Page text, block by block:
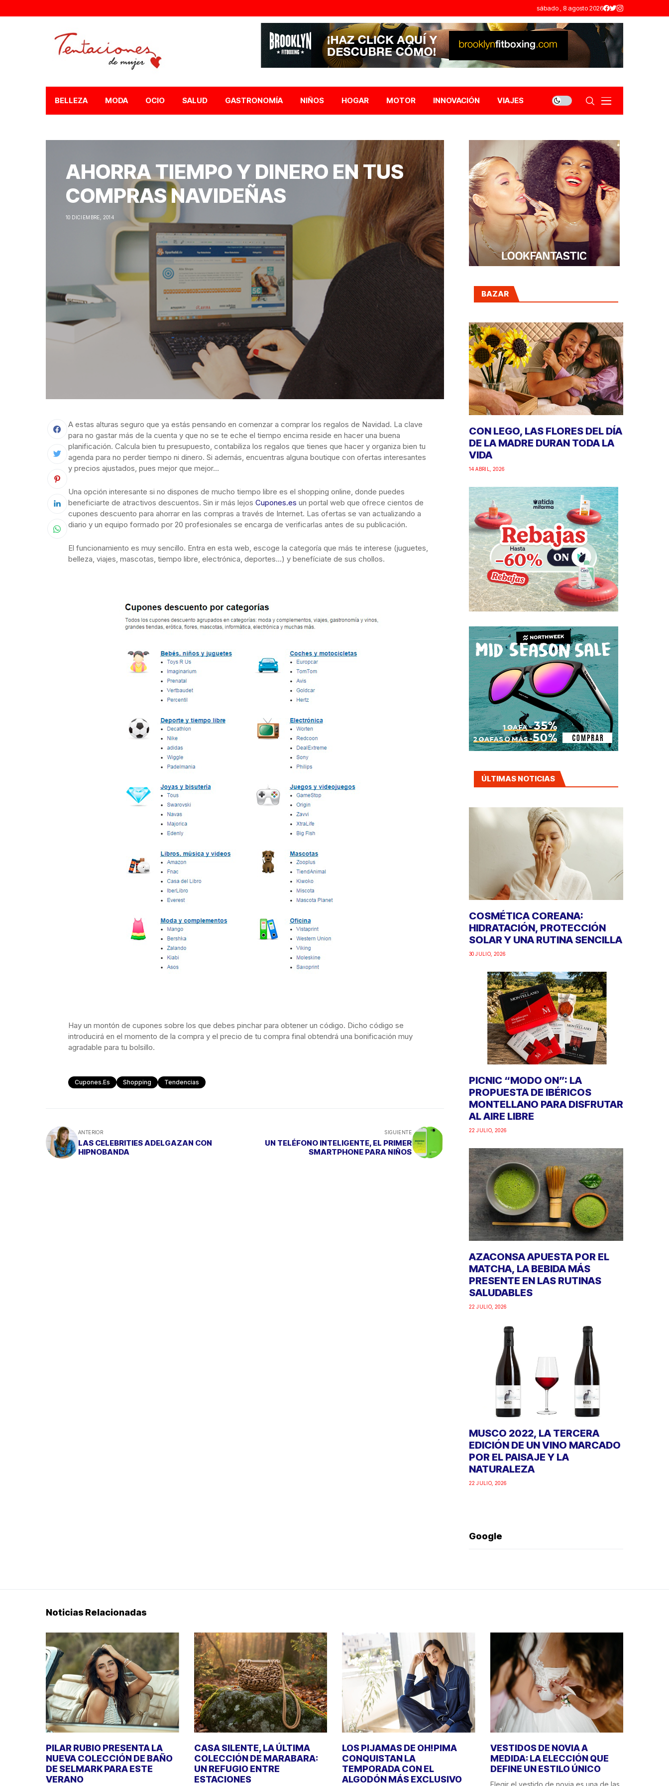
sábado , 8 agosto 2026
BELLEZA MODA OCIO SALUD GASTRONOMÍA NIÑOS HOGAR MOTOR INNOVACIÓN VIAJES
AHORRA TIEMPO Y DINERO EN TUS
COMPRAS NAVIDEÑAS
10 DICIEMBRE, 2014
A estas alturas seguro que ya estás pensando en comenzar a comprar los regalos de Navidad. La clave
para no gastar más de la cuenta y que no se te eche el tiempo encima reside en hacer una buena
planificación. Calcula bien tu presupuesto, contabiliza los regalos que tienes que hacer y organiza bien tu
agenda para no perder tiempo ni dinero. Si además, encuentras alguna boutique con ofertas interesantes
y precios ajustados, pues mejor que mejor…
Una opción interesante si no dispones de mucho tiempo libre es el shopping online, donde puedes
beneficiarte de atractivos descuentos. Sin ir más lejos Cupones.es un portal web que ofrece cientos de
cupones descuento para ahorrar en las compras a través de Internet. Las ofertas se van actualizando a
diario y un equipo formado por 20 profesionales se encarga de verificarlas antes de su publicación.
El funcionamiento es muy sencillo. Entra en esta web, escoge la categoría que más te interese (juguetes,
belleza, viajes, mascotas, tiempo libre, electrónica, deportes…) y benefíciate de sus chollos.
Hay un montón de cupones sobre los que debes pinchar para obtener un código. Dicho código se
introducirá en el momento de la compra y el precio de tu compra final obtendrá una bonificación muy
agradable para tu bolsillo.
Cupones.es Shopping Tendencias
ANTERIOR
LAS CELEBRITIES ADELGAZAN CON
HIPNOBANDA
SIGUIENTE
UN TELÉFONO INTELIGENTE, EL PRIMER
SMARTPHONE PARA NIÑOS
BAZAR
CON LEGO, LAS FLORES DEL DÍA
DE LA MADRE DURAN TODA LA
VIDA
14 ABRIL, 2026
ÚLTIMAS NOTICIAS
COSMÉTICA COREANA:
HIDRATACIÓN, PROTECCIÓN
SOLAR Y UNA RUTINA SENCILLA
30 JULIO, 2026
PICNIC “MODO ON”: LA
PROPUESTA DE IBÉRICOS
MONTELLANO PARA DISFRUTAR
AL AIRE LIBRE
22 JULIO, 2026
AZACONSA APUESTA POR EL
MATCHA, LA BEBIDA MÁS
PRESENTE EN LAS RUTINAS
SALUDABLES
22 JULIO, 2026
MUSCO 2022, LA TERCERA
EDICIÓN DE UN VINO MARCADO
POR EL PAISAJE Y LA
NATURALEZA
22 JULIO, 2026
Google
Noticias Relacionadas
PILAR RUBIO PRESENTA LA
NUEVA COLECCIÓN DE BAÑO
DE SELMARK PARA ESTE
VERANO
CASA SILENTE, LA ÚLTIMA
COLECCIÓN DE MARABARA:
UN REFUGIO ENTRE
ESTACIONES
LOS PIJAMAS DE OH!PIMA
CONQUISTAN LA
TEMPORADA CON EL
ALGODÓN MÁS EXCLUSIVO
VESTIDOS DE NOVIA A
MEDIDA: LA ELECCIÓN QUE
DEFINE UN ESTILO ÚNICO
Elegir el vestido de novia es una de las